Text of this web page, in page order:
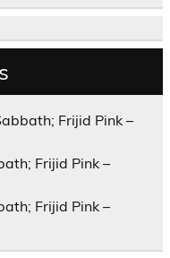
Frijid Pink –
Frijid Pink –
Frijid Pink –